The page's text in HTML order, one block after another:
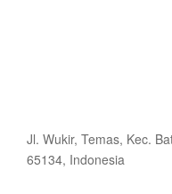
Jl. Wukir, Temas, Kec.
65134, Indonesia